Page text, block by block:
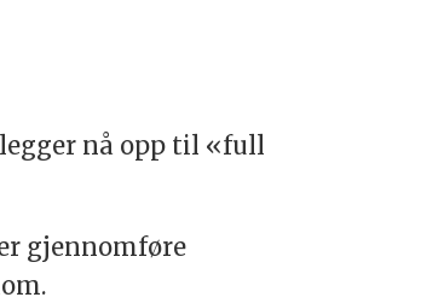
nå opp til «full
gjennomføre